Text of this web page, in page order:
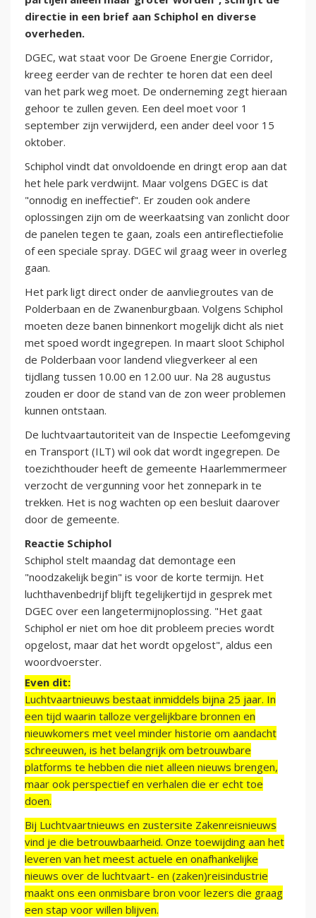
directie in een brief aan Schiphol en diverse
overheden.
DGEC, wat staat voor De Groene Energie Corridor,
kreeg eerder van de rechter te horen dat een deel
van het park weg moet. De onderneming zegt hieraan
gehoor te zullen geven. Een deel moet voor 1
september zijn verwijderd, een ander deel voor 15
oktober.
Schiphol vindt dat onvoldoende en dringt erop aan dat
het hele park verdwijnt. Maar volgens DGEC is dat
"onnodig en ineffectief". Er zouden ook andere
oplossingen zijn om de weerkaatsing van zonlicht door
de panelen tegen te gaan, zoals een antireflectiefolie
of een speciale spray. DGEC wil graag weer in overleg
gaan.
Het park ligt direct onder de aanvliegroutes van de
Polderbaan en de Zwanenburgbaan. Volgens Schiphol
moeten deze banen binnenkort mogelijk dicht als niet
met spoed wordt ingegrepen. In maart sloot Schiphol
de Polderbaan voor landend vliegverkeer al een
tijdlang tussen 10.00 en 12.00 uur. Na 28 augustus
zouden er door de stand van de zon weer problemen
kunnen ontstaan.
De luchtvaartautoriteit van de Inspectie Leefomgeving
en Transport (ILT) wil ook dat wordt ingegrepen. De
toezichthouder heeft de gemeente Haarlemmermeer
verzocht de vergunning voor het zonnepark in te
trekken. Het is nog wachten op een besluit daarover
door de gemeente.
Reactie Schiphol
Schiphol stelt maandag dat demontage een
"noodzakelijk begin" is voor de korte termijn. Het
luchthavenbedrijf blijft tegelijkertijd in gesprek met
DGEC over een langetermijnoplossing. "Het gaat
Schiphol er niet om hoe dit probleem precies wordt
opgelost, maar dat het wordt opgelost", aldus een
woordvoerster.
Even dit:
Luchtvaartnieuws bestaat inmiddels bijna 25 jaar. In
een tijd waarin talloze vergelijkbare bronnen en
nieuwkomers met veel minder historie om aandacht
schreeuwen, is het belangrijk om betrouwbare
platforms te hebben die niet alleen nieuws brengen,
maar ook perspectief en verhalen die er echt toe
doen.
Bij Luchtvaartnieuws en zustersite Zakenreisnieuws
vind je die betrouwbaarheid. Onze toewijding aan het
leveren van het meest actuele en onafhankelijke
nieuws over de luchtvaart- en (zaken)reisindustrie
maakt ons een onmisbare bron voor lezers die graag
een stap voor willen blijven.